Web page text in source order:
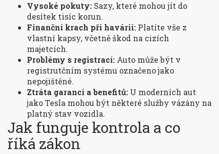
Vysoké pokuty: Sazy, které mohou jít do
desítek tisíc korun.
Finanční krach při havárii: Platíte vše z
vlastní kapsy, včetně škod na cizích
majetcích.
Problémy s registrací: Auto může být v
registrutčním systému označeno jako
nepojištěné.
Ztráta garancí a benefitů: U moderních aut
jako Tesla mohou být některé služby vázány na
platný stav vozidla.
Jak funguje kontrola a co
říká zákon